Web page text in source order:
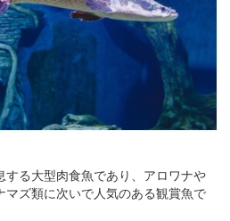
する大型肉食魚であり、アロワナや
マズ類に次いで人気のある観賞魚で